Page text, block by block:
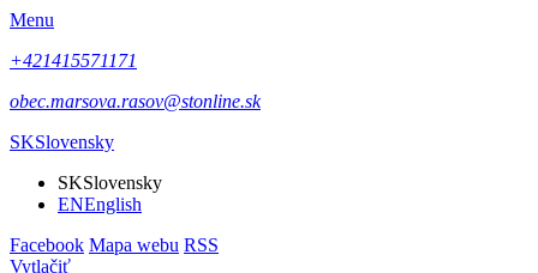
Menu
+421415571171
obec.marsova.rasov@stonline.sk
SKSlovensky
SKSlovensky
ENEnglish
Facebook Mapa webu RSS
Vytlačiť